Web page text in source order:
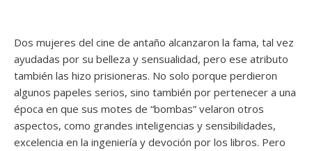
Dos mujeres del cine de antaño alcanzaron la fama, tal vez
ayudadas por su belleza y sensualidad, pero ese atributo
también las hizo prisioneras. No solo porque perdieron
algunos papeles serios, sino también por pertenecer a una
época en que sus motes de “bombas” velaron otros
aspectos, como grandes inteligencias y sensibilidades,
excelencia en la ingeniería y devoción por los libros. Pero